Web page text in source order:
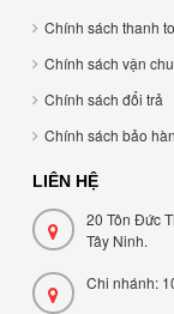
Chính sách thanh
Chính sách vận
Chính sách đổi trả
Chính sách bảo
LIÊN HỆ
20 Tôn Đức
Tây Ninh.
Chi nhánh: